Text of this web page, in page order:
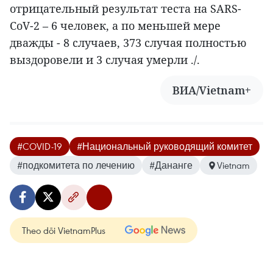
отрицательный результат теста на SARS-
CoV-2 – 6 человек, а по меньшей мере
дважды - 8 случаев, 373 случая полностью
выздоровели и 3 случая умерли ./.
ВИА/Vietnam+
#COVID-19
#Национальный руководящий комитет
#подкомитета по лечению
#Дананге Vietnam
Theo dõi VietnamPlus